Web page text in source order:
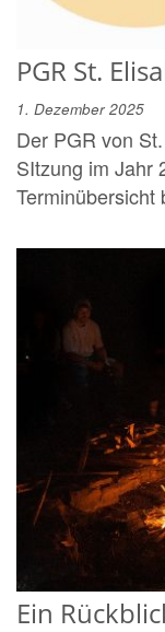
PGR St.
1. Dezember 2025
Der PGR von
SItzung im Jahr
Terminübersicht
Ein